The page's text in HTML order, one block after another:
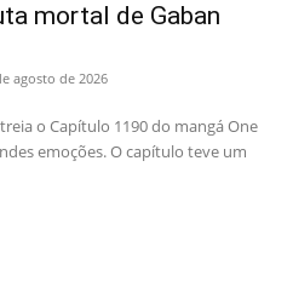
mortal de Gaban
agosto de 2026
o Capítulo 1190 do mangá One
emoções. O capítulo teve um